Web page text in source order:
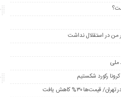
من در استقلال نداشت
ملی
کرونا رکورد شکستیم
۳۰% کاهش یافت